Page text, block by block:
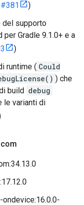
#381
)
del supporto
per Gradle 9.1.0+ e a
)
runtime ( Could
) che
build debug
le varianti di
com